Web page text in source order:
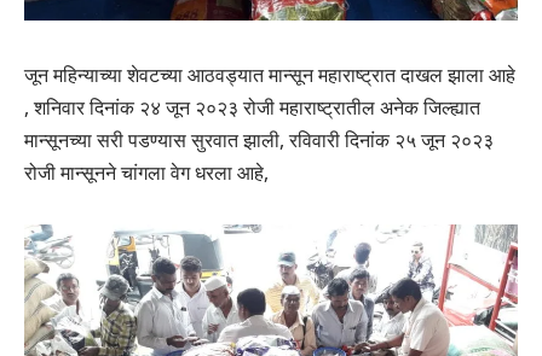
जून महिन्याच्या शेवटच्या आठवड्यात मान्सून महाराष्ट्रात दाखल झाला आहे
, शनिवार दिनांक २४ जून २०२३ रोजी महाराष्ट्रातील अनेक जिल्ह्यात
मान्सूनच्या सरी पडण्यास सुरवात झाली, रविवारी दिनांक २५ जून २०२३
रोजी मान्सूनने चांगला वेग धरला आहे,